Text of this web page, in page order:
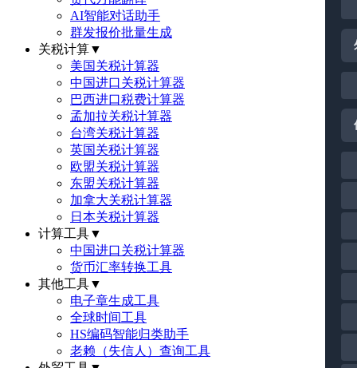
AI智能对话助手
群发报价批量生成
关税计算▼
美国关税计算器
中国进口关税计算器
巴西进口税费计算器
孟加拉关税计算器
台湾关税计算器
英国关税计算器
欧盟关税计算器
东盟关税计算器
加拿大关税计算器
日本关税计算器
计算工具▼
中国进口关税计算器
货币汇率转换工具
其他工具▼
电子章生成工具
全球时间工具
HS编码智能归类助手
老赖（失信人）查询工具